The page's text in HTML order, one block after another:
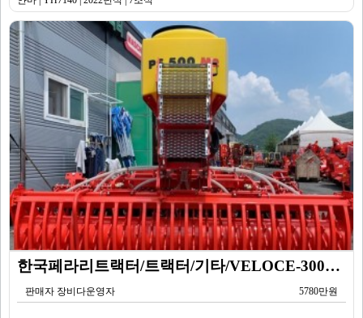
한국페라리트랙터/트랙터/기타/VELOCE-300PS500M2E/2022년식
판매자 장비다운영자 5780만원